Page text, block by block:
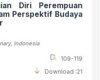
Diri Perempuan
Perspektif Budaya
, Indonesia
109-119
Download :21